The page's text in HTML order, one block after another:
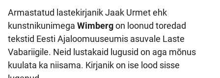
Armastatud lastekirjanik Jaak Urmet ehk
kunstnikunimega Wimbergon loonud toredad
tekstid Eesti Ajaloomuuseumis asuvale Laste
Vabariigile. Neid lustakaid lugusid on aga mõnus
kuulata ka niisama. Kirjanik on ise lood sisse